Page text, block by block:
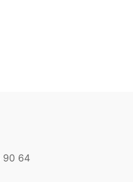
90 64